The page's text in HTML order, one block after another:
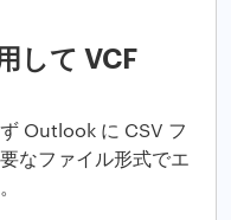
して VCF
Outlook に CSV フ
なファイル形式でエ